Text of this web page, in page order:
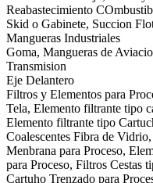
Reabastecimiento
Skid o Gabinete, Succion
Mangueras Industriales
Goma, Mangueras de
Transmision
Eje Delantero
Filtros y Elementos para
Tela, Elemento filtrante tipo
Elemento filtrante tipo
Coalescentes Fibra de
Menbrana para Proceso,
para Proceso, Filtros Cestas
Cartuho Trenzado para